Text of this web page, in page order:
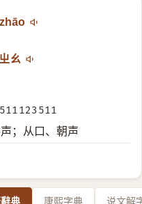
zhāo
ㄓㄠ
；从口、朝声
典 康熙字典 说文解